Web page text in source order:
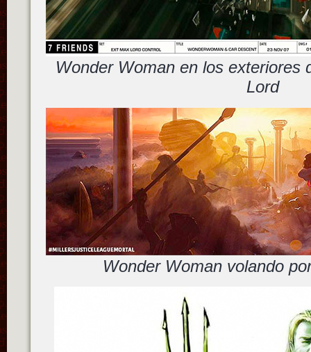
Wonder Woman en los exteriores
Lord
Wonder Woman volando